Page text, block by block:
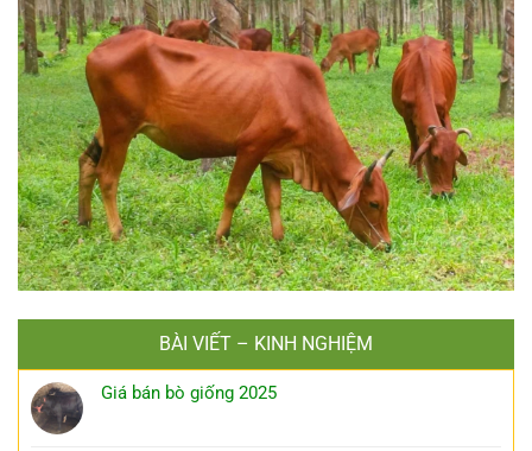
BÀI VIẾT – KINH NGHIỆM
Giá bán bò giống 2025